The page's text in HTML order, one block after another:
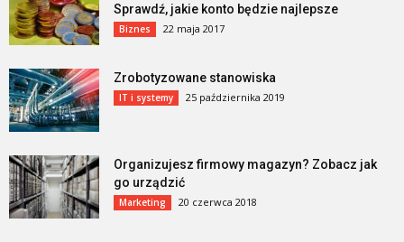
Sprawdź, jakie konto będzie najlepsze
Biznes 22 maja 2017
Zrobotyzowane stanowiska
IT i systemy 25 października 2019
Organizujesz firmowy magazyn? Zobacz jak
go urządzić
Marketing 20 czerwca 2018